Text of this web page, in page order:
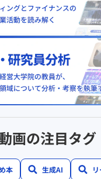
画の注目タグ
本 生成AI